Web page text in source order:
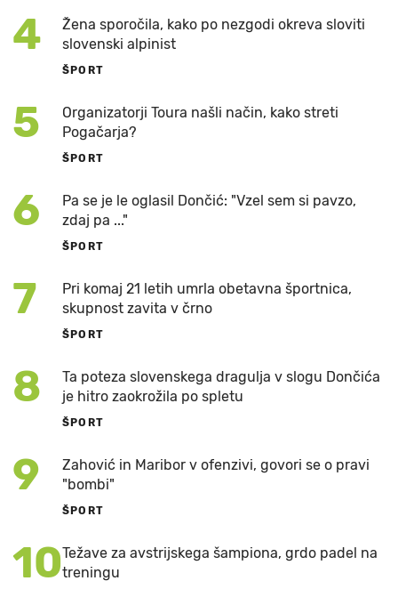
4
Žena sporočila, kako po nezgodi okreva sloviti
slovenski alpinist
ŠPORT
5
Organizatorji Toura našli način, kako streti
Pogačarja?
ŠPORT
6
Pa se je le oglasil Dončić: "Vzel sem si pavzo,
zdaj pa ..."
ŠPORT
7
Pri komaj 21 letih umrla obetavna športnica,
skupnost zavita v črno
ŠPORT
8
Ta poteza slovenskega dragulja v slogu Dončića
je hitro zaokrožila po spletu
ŠPORT
9
Zahović in Maribor v ofenzivi, govori se o pravi
"bombi"
ŠPORT
10Težave za avstrijskega šampiona, grdo padel na
treningu